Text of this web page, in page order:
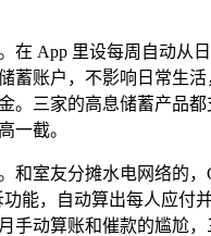
在 App 里设每周自动从
蓄账户，不影响日常生
。三家的高息储蓄产品都
一截。
和室友分摊水电网络的，
能，自动算出每人应付
手动算账和催款的尴尬